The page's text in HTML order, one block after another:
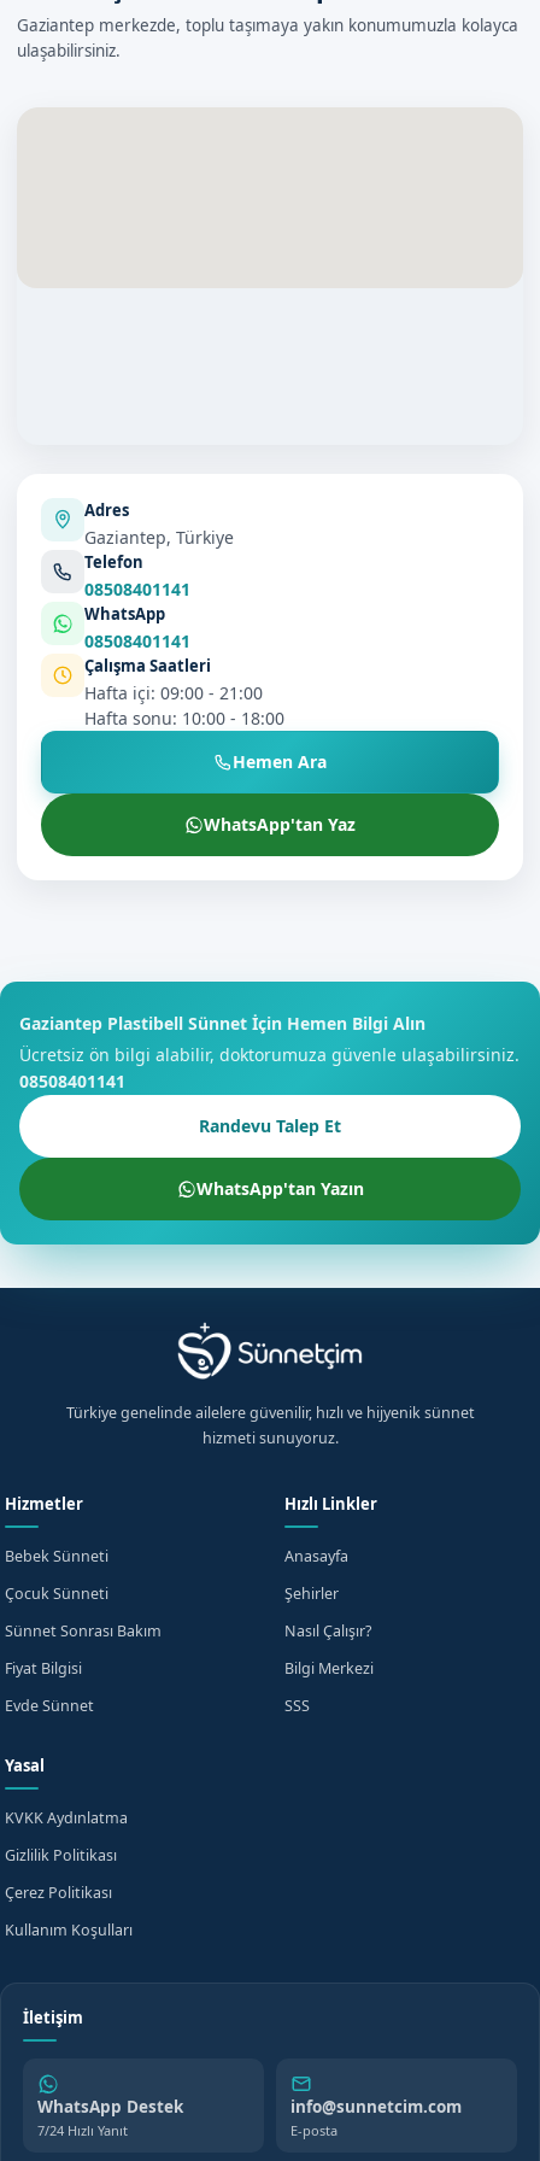
Gaziantep merkezde, toplu taşımaya yakın konumumuzla kolayca
ulaşabilirsiniz.
Adres
Gaziantep, Türkiye
Telefon
08508401141
WhatsApp
08508401141
Çalışma Saatleri
Hafta içi: 09:00 - 21:00
Hafta sonu: 10:00 - 18:00
Hemen Ara
WhatsApp'tan Yaz
Gaziantep Plastibell Sünnet İçin Hemen Bilgi Alın
Ücretsiz ön bilgi alabilir, doktorumuza güvenle ulaşabilirsiniz.
08508401141
Randevu Talep Et
WhatsApp'tan Yazın
Türkiye genelinde ailelere güvenilir, hızlı ve hijyenik sünnet
hizmeti sunuyoruz.
Hizmetler
Bebek Sünneti
Çocuk Sünneti
Sünnet Sonrası Bakım
Fiyat Bilgisi
Evde Sünnet
Hızlı Linkler
Anasayfa
Şehirler
Nasıl Çalışır?
Bilgi Merkezi
SSS
Yasal
KVKK Aydınlatma
Gizlilik Politikası
Çerez Politikası
Kullanım Koşulları
İletişim
WhatsApp Destek
7/24 Hızlı Yanıt
info@sunnetcim.com
E-posta